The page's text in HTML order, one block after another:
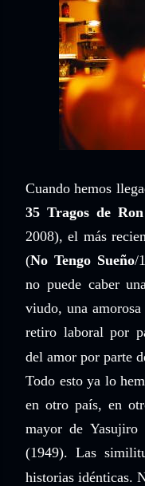
Cuando hemos
35 Tragos de Ron
2008), el más
(No Tengo Sueño/
no puede caber
viudo, una
retiro laboral por
del amor por parte
Todo esto ya lo
en otro país, en
mayor de Yasujiro
(1949). Las
historias idénticas.